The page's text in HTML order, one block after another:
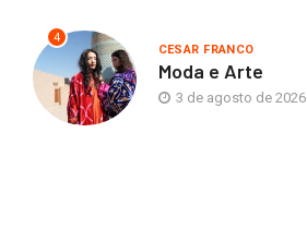
4
CESAR FRANCO
Moda e Arte
3 de agosto de 2026